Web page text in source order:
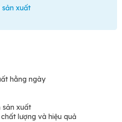
sản xuất
hằng ngày
sản xuất
lượng và hiệu quả